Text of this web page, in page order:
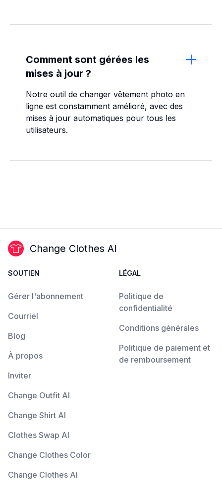
Comment sont gérées les
mises à jour ?
Notre outil de changer vêtement photo en
ligne est constamment amélioré, avec des
mises à jour automatiques pour tous les
utilisateurs.
Change Clothes AI
SOUTIEN
Gérer l'abonnement
Courriel
Blog
À propos
Inviter
Change Outfit AI
Change Shirt AI
Clothes Swap AI
Change Clothes Color
Change Clothes AI
LÉGAL
Politique de
confidentialité
Conditions générales
Politique de paiement et
de remboursement